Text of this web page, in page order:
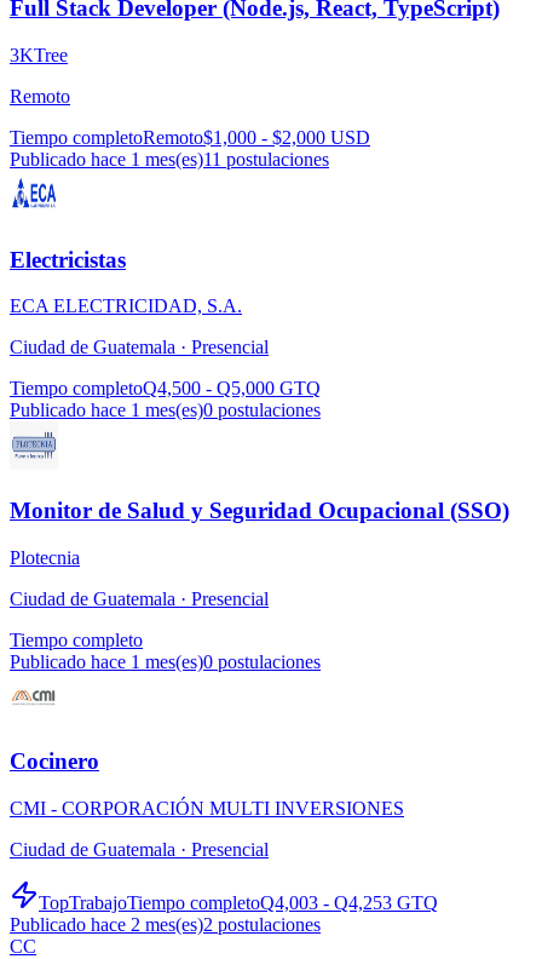
Full Stack Developer (Node.js, React, TypeScript)
3KTree
Remoto
Tiempo completoRemoto$1,000 - $2,000 USD
Publicado hace 1 mes(es)11 postulaciones
Electricistas
ECA ELECTRICIDAD, S.A.
Ciudad de Guatemala · Presencial
Tiempo completoQ4,500 - Q5,000 GTQ
Publicado hace 1 mes(es)0 postulaciones
Monitor de Salud y Seguridad Ocupacional (SSO)
Plotecnia
Ciudad de Guatemala · Presencial
Tiempo completo
Publicado hace 1 mes(es)0 postulaciones
Cocinero
CMI - CORPORACIÓN MULTI INVERSIONES
Ciudad de Guatemala · Presencial
TopTrabajoTiempo completoQ4,003 - Q4,253 GTQ
Publicado hace 2 mes(es)2 postulaciones
CC